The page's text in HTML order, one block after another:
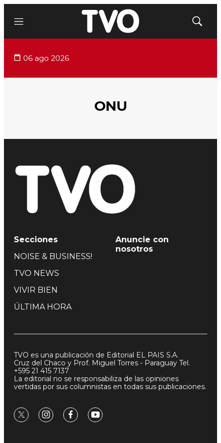
Menú
Mostrar
06 ago 2026
ONU
Secciones
NOISE & BUSINESS!
TVO NEWS
VIVIR BIEN
ÚLTIMA HORA
Anuncie con
nosotros
TVO es una publicación de Editorial EL PAIS S.A.
Cruz del Chaco y Prof. Miguel Torres - Paraguay Tel.
+595 21 415 7137
La editorial no se responsabiliza de las opiniones
vertidas por sus columnistas en todas sus publicaciones.
twitterinstagram
facebookyoutube